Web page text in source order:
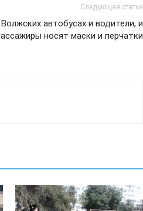
Следующая статья
автобусах и водители, и
носят маски и перчатки